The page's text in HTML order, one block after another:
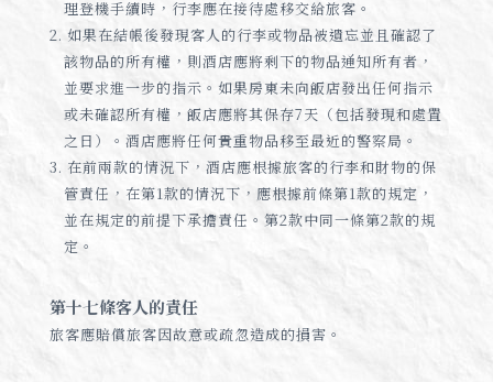
理登機手續時，行李應在接待處移交給旅客。
2. 如果在結帳後發現客人的行李或物品被遺忘並且確認了
該物品的所有權，則酒店應將剩下的物品通知所有者，
並要求進一步的指示。如果房東未向飯店發出任何指示
或未確認所有權，飯店應將其保存7天（包括發現和處置
之日）。酒店應將任何貴重物品移至最近的警察局。
3. 在前兩款的情況下，酒店應根據旅客的行李和財物的保
管責任，在第1款的情況下，應根據前條第1款的規定，
並在規定的前提下承擔責任。第2款中同一條第2款的規
定。
第十七條客人的責任
旅客應賠償旅客因故意或疏忽造成的損害。